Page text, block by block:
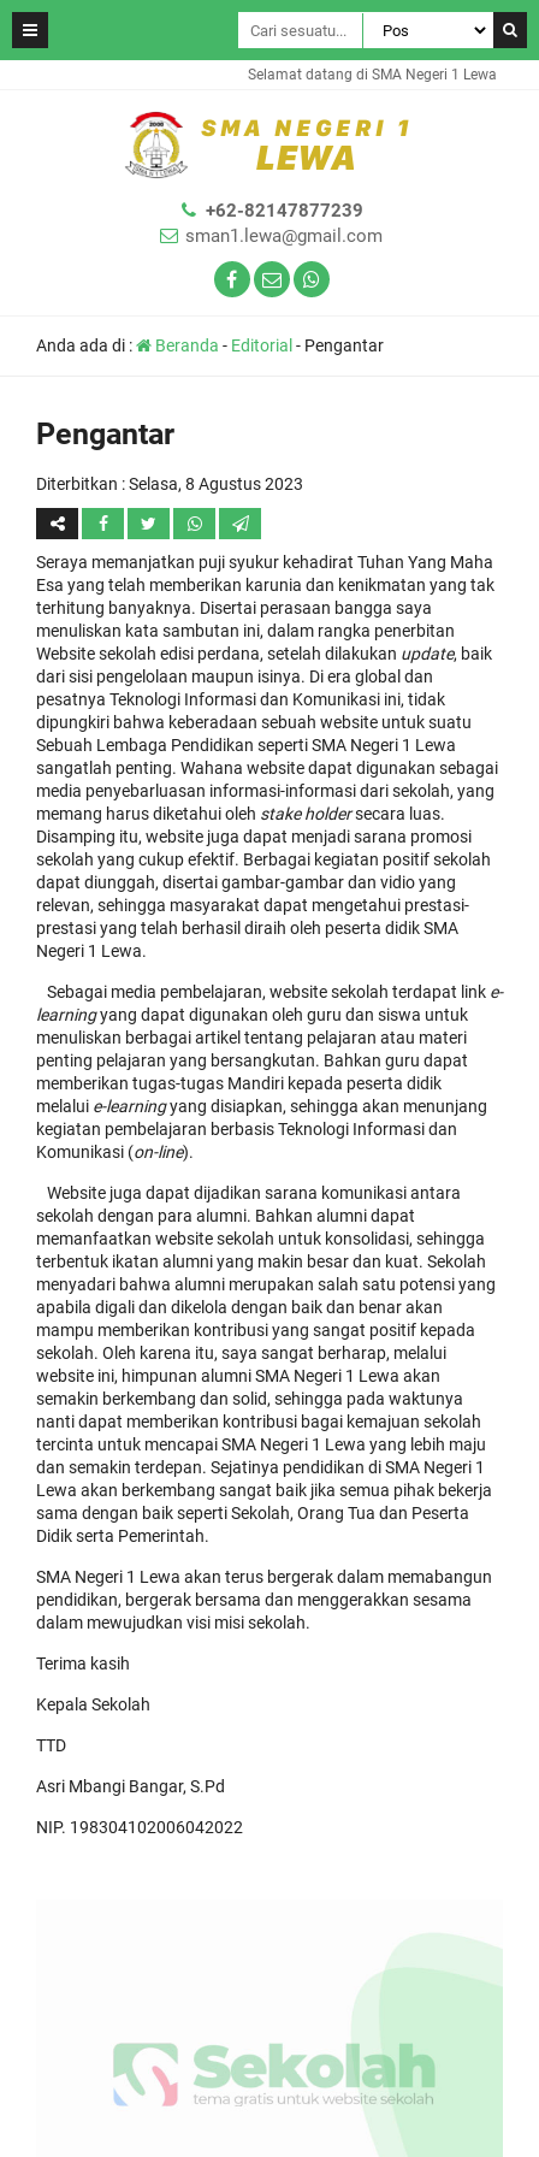
Selamat datang di SMA Negeri 1 Lewa
+62-82147877239
sman1.lewa@gmail.com
Anda ada di : Beranda - Editorial - Pengantar
Pengantar
Diterbitkan :Selasa, 8 Agustus 2023
Seraya memanjatkan puji syukur kehadirat Tuhan Yang Maha
Esa yang telah memberikan karunia dan kenikmatan yang tak
terhitung banyaknya. Disertai perasaan bangga saya
menuliskan kata sambutan ini, dalam rangka penerbitan
Website sekolah edisi perdana, setelah dilakukan update, baik
dari sisi pengelolaan maupun isinya. Di era global dan
pesatnya Teknologi Informasi dan Komunikasi ini, tidak
dipungkiri bahwa keberadaan sebuah website untuk suatu
Sebuah Lembaga Pendidikan seperti SMA Negeri 1 Lewa
sangatlah penting. Wahana website dapat digunakan sebagai
media penyebarluasan informasi-informasi dari sekolah, yang
memang harus diketahui oleh stake holdersecara luas.
Disamping itu, website juga dapat menjadi sarana promosi
sekolah yang cukup efektif. Berbagai kegiatan positif sekolah
dapat diunggah, disertai gambar-gambar dan vidio yang
relevan, sehingga masyarakat dapat mengetahui prestasi-
prestasi yang telah berhasil diraih oleh peserta didik SMA
Negeri 1 Lewa.
Sebagai media pembelajaran, website sekolah terdapat link e-
learningyang dapat digunakan oleh guru dan siswa untuk
menuliskan berbagai artikel tentang pelajaran atau materi
penting pelajaran yang bersangkutan. Bahkan guru dapat
memberikan tugas-tugas Mandiri kepada peserta didik
melalui e-learningyang disiapkan, sehingga akan menunjang
kegiatan pembelajaran berbasis Teknologi Informasi dan
Komunikasi (on-line).
Website juga dapat dijadikan sarana komunikasi antara
sekolah dengan para alumni. Bahkan alumni dapat
memanfaatkan website sekolah untuk konsolidasi, sehingga
terbentuk ikatan alumni yang makin besar dan kuat. Sekolah
menyadari bahwa alumni merupakan salah satu potensi yang
apabila digali dan dikelola dengan baik dan benar akan
mampu memberikan kontribusi yang sangat positif kepada
sekolah. Oleh karena itu, saya sangat berharap, melalui
website ini, himpunan alumni SMA Negeri 1 Lewa akan
semakin berkembang dan solid, sehingga pada waktunya
nanti dapat memberikan kontribusi bagai kemajuan sekolah
tercinta untuk mencapai SMA Negeri 1 Lewa yang lebih maju
dan semakin terdepan. Sejatinya pendidikan di SMA Negeri 1
Lewa akan berkembang sangat baik jika semua pihak bekerja
sama dengan baik seperti Sekolah, Orang Tua dan Peserta
Didik serta Pemerintah.
SMA Negeri 1 Lewa akan terus bergerak dalam memabangun
pendidikan, bergerak bersama dan menggerakkan sesama
dalam mewujudkan visi misi sekolah.
Terima kasih
Kepala Sekolah
TTD
Asri Mbangi Bangar, S.Pd
NIP. 198304102006042022